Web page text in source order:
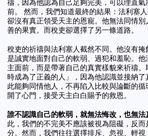
禱，因為他認為自己足夠完美，可以理直氣
前。 然而，我們知道最終的結果：法利塞人
卻沒有真正領受天主的恩寵。他無法同情
善的果實。而稅吏卻選擇了另一條道路。
稅吏的祈禱與法利塞人截然不同。他沒有掩
是誠實地面對自己的軟弱、過犯和羞恥。他
主面前，而是帶著自己的真實樣貌來祈禱。
時成為了正義的人」，因為他認識並接納了
此能夠同情他人，不再陷入比較與論斷的
開了心門，接受天主白白賜予的救恩。
誰不認識自己的軟弱，就無法悔改，也無法
此，我們的不完美不應該被視為阻礙，反而
分。然而，我們往往選擇排斥、忽視、輕